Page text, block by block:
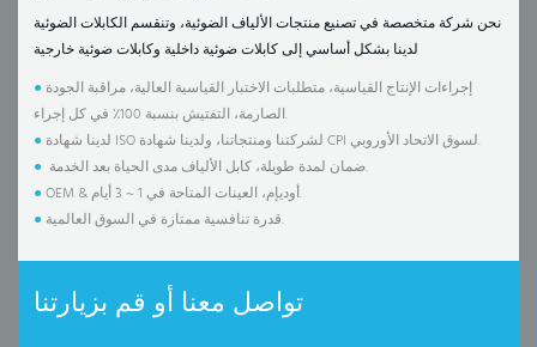
نحن شركة متخصصة في تصنيع منتجات الألياف الضوئية، وتنقسم الكابلات الضوئية
● إجراءات الإنتاج القياسية، متطلبات الاختبار القياسية العالية، مراقبة الجودة
الصارمة، التفتيش بنسبة 100٪ في كل إجراء.
●
لدينا شهادة ISO لشركتنا ومنتجاتنا، ولدينا شهادة CPI لسوق الاتحاد الأوروبي.
●
ضمان لمدة طويلة، كابل الألياف مدى الحياة بعد الخدمة.
●
OEM & أوديإم، العينات المتاحة في 1 ~ 3 أيام.
●
قدرة تنافسية ممتازة في السوق العالمية.
تواصل معنا أو قم بزيارتنا